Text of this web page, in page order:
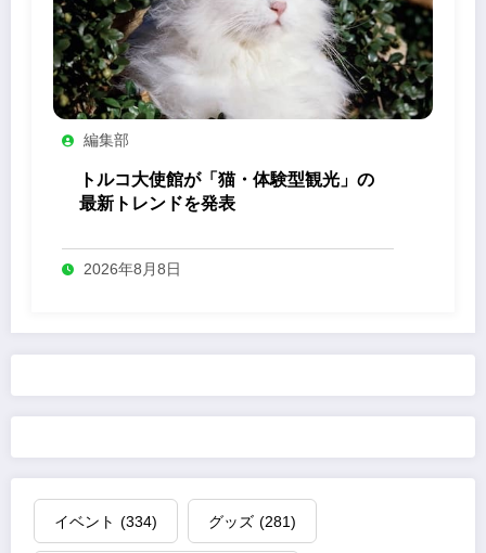
編集部
トルコ大使館が「猫・体験型観光」の
最新トレンドを発表
2026年8月8日
イベント (334) グッズ (281)